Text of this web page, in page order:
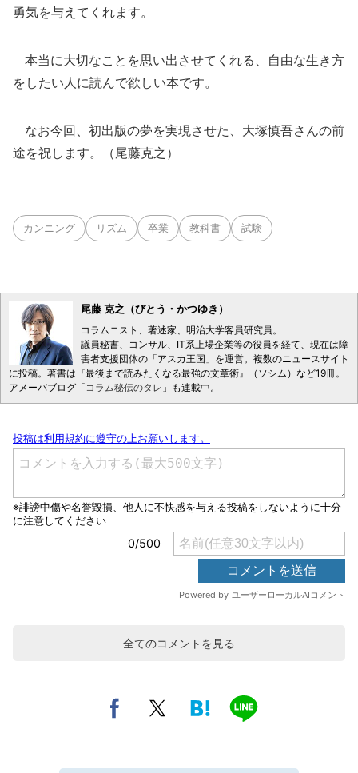
勇気を与えてくれます。
本当に大切なことを思い出させてくれる、自由な生き方
をしたい人に読んで欲しい本です。
なお今回、初出版の夢を実現させた、大塚慎吾さんの前
途を祝します。（尾藤克之）
カンニング リズム 卒業 教科書 試験
尾藤 克之（びとう・かつゆき）
コラムニスト、著述家、明治大学客員研究員。
議員秘書、コンサル、IT系上場企業等の役員を経て、現在は障
害者支援団体の「アスカ王国」を運営。複数のニュースサイト
に投稿。著書は『最後まで読みたくなる最強の文章術』（ソシム）など19冊。
アメーバブログ「コラム秘伝のタレ 」も連載中。
全てのコメントを見る